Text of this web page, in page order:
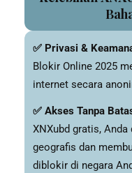
✅ Privasi &
Blokir Online 2025
internet secara
✅ Akses Tanpa
XNXubd gratis,
geografis dan
diblokir di negara